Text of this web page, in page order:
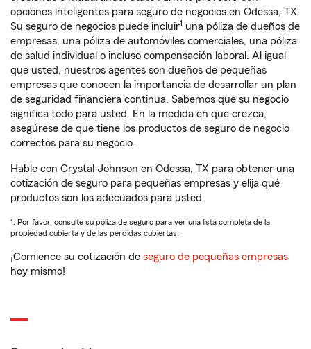
opciones inteligentes para seguro de negocios en Odessa, TX.
Su seguro de negocios puede incluir1 una póliza de dueños de
empresas, una póliza de automóviles comerciales, una póliza
de salud individual o incluso compensación laboral. Al igual
que usted, nuestros agentes son dueños de pequeñas
empresas que conocen la importancia de desarrollar un plan
de seguridad financiera continua. Sabemos que su negocio
significa todo para usted. En la medida en que crezca,
asegúrese de que tiene los productos de seguro de negocio
correctos para su negocio.
Hable con Crystal Johnson en Odessa, TX para obtener una
cotización de seguro para pequeñas empresas y elija qué
productos son los adecuados para usted.
1. Por favor, consulte su póliza de seguro para ver una lista completa de la
propiedad cubierta y de las pérdidas cubiertas.
¡Comience su cotización de seguro de pequeñas empresas
hoy mismo!